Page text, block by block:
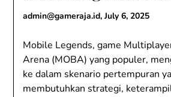
admin@gameraja.id,July 6, 2025
Mobile Legends, game
Arena (MOBA) yang populer,
ke dalam skenario pertempuran
membutuhkan strategi,